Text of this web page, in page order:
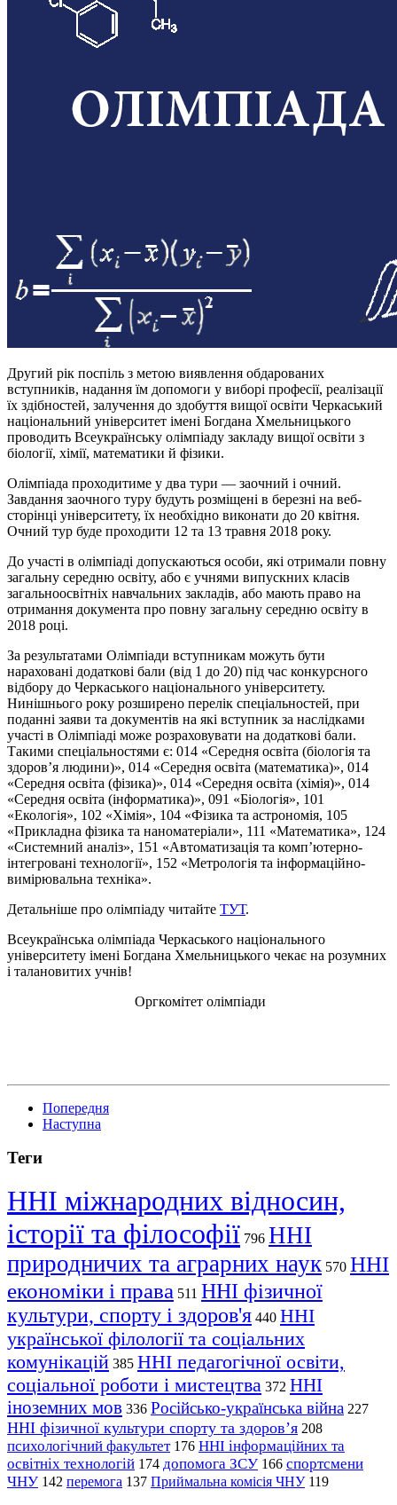
Другий рік поспіль з метою виявлення обдарованих
вступників, надання їм допомоги у виборі професії, реалізації
їх здібностей, залучення до здобуття вищої освіти Черкаський
національний університет імені Богдана Хмельницького
проводить Всеукраїнську олімпіаду закладу вищої освіти з
біології, хімії, математики й фізики.
Олімпіада проходитиме у два тури — заочний і очний.
Завдання заочного туру будуть розміщені в березні на веб-
сторінці університету, їх необхідно виконати до 20 квітня.
Очний тур буде проходити 12 та 13 травня 2018 року.
До участі в олімпіаді допускаються особи, які отримали повну
загальну середню освіту, або є учнями випускних класів
загальноосвітніх навчальних закладів, або мають право на
отримання документа про повну загальну середню освіту в
2018 році.
За результатами Олімпіади вступникам можуть бути
нараховані додаткові бали (від 1 до 20) під час конкурсного
відбору до Черкаського національного університету.
Нинішнього року розширено перелік спеціальностей, при
поданні заяви та документів на які вступник за наслідками
участі в Олімпіаді може розраховувати на додаткові бали.
Такими спеціальностями є: 014 «Середня освіта (біологія та
здоров’я людини)», 014 «Середня освіта (математика)», 014
«Середня освіта (фізика)», 014 «Середня освіта (хімія)», 014
«Середня освіта (інформатика)», 091 «Біологія», 101
«Екологія», 102 «Хімія», 104 «Фізика та астрономія, 105
«Прикладна фізика та наноматеріали», 111 «Математика», 124
«Системний аналіз», 151 «Автоматизація та комп’ютерно-
інтегровані технології», 152 «Метрологія та інформаційно-
вимірювальна техніка».
Детальніше про олімпіаду читайте ТУТ.
Всеукраїнська олімпіада Черкаського національного
університету імені Богдана Хмельницького чекає на розумних
і талановитих учнів!
Оргкомітет олімпіади
Попередня
Наступна
Теги
ННІ міжнародних відносин,
історії та філософії 796 ННІ
природничих та аграрних наук 570 ННІ
економіки і права 511 ННІ фізичної
культури, спорту і здоров'я 440 ННІ
української філології та соціальних
комунікацій 385 ННІ педагогічної освіти,
соціальної роботи і мистецтва 372 ННІ
іноземних мов 336 Російсько-українська війна 227
ННІ фізичної культури спорту та здоров’я 208
психологічний факультет 176 ННІ інформаційних та
освітніх технологій 174 допомога ЗСУ 166 спортсмени
ЧНУ 142 перемога 137 Приймальна комісія ЧНУ 119